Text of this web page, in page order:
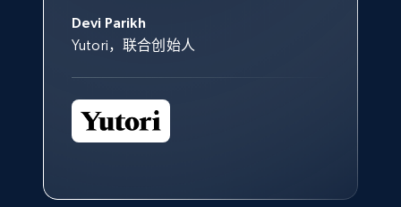
Devi Parikh
Yutori，联合创始人